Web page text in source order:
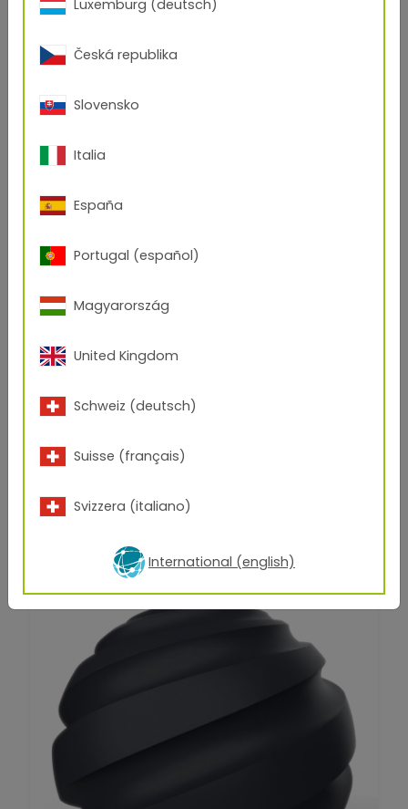
énergie solaire
Vous souhaitez en savoir plus ?
L'équipe TIGER se fera un plaisir de vous conseiller :
En principe, les plastiques peuvent être revêtus avec
le revêtement en poudre dans le moule, nous
basse température spécialement développés.
Luxemburg (deutsch)
Česká republika
Slovensko
Italia
España
Portugal (español)
Magyarország
United Kingdom
Schweiz (deutsch)
Suisse (français)
Svizzera (italiano)
International (english)